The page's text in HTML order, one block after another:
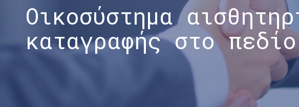
Οικοσύστημα
καταγραφής στο πεδίο